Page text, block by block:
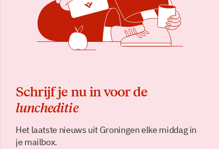
Schrijf je nu in voor de
luncheditie
Het laatste nieuws uit Groningen elke middag in
je mailbox.